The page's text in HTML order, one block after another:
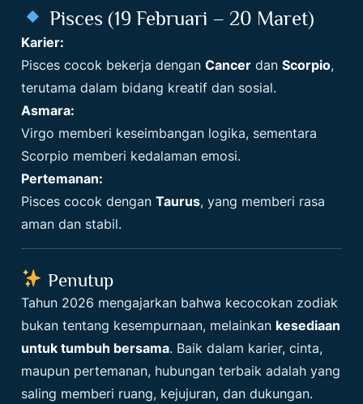
Pisces (19 Februari – 20 Maret)
Karier:
Pisces cocok bekerja denganCancer danScorpio,
terutama dalam bidang kreatif dan sosial.
Asmara:
Virgo memberi keseimbangan logika, sementara
Scorpio memberi kedalaman emosi.
Pertemanan:
Pisces cocok denganTaurus, yang memberi rasa
aman dan stabil.
Penutup
Tahun 2026 mengajarkan bahwa kecocokan zodiak
bukan tentang kesempurnaan, melainkan kesediaan
untuk tumbuh bersama. Baik dalam karier, cinta,
maupun pertemanan, hubungan terbaik adalah yang
saling memberi ruang, kejujuran, dan dukungan.